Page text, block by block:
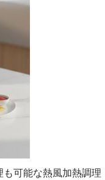
可能な熱風加熱調理